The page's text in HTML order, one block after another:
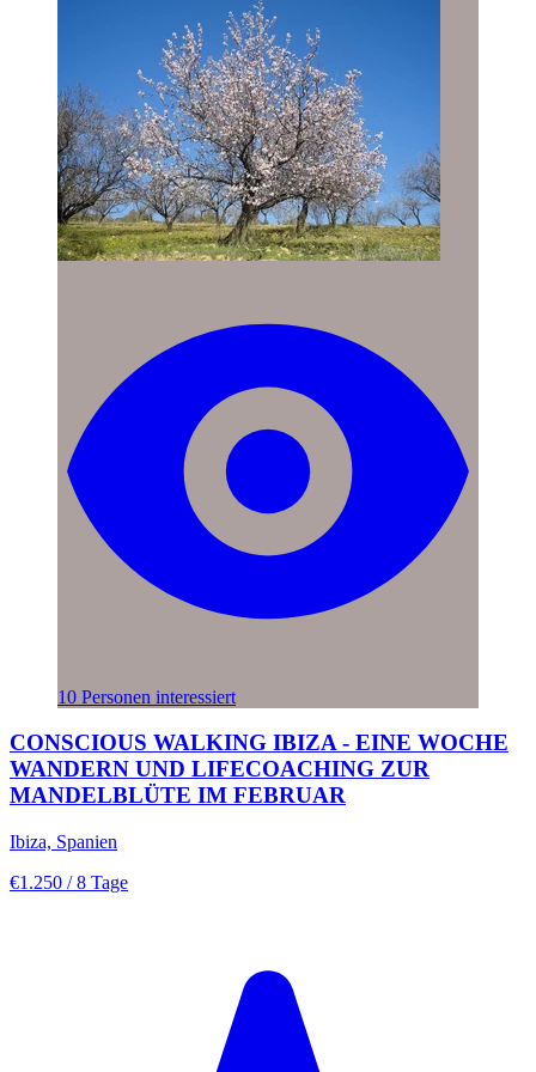
10 Personen interessiert
CONSCIOUS WALKING IBIZA - EINE WOCHE
WANDERN UND LIFECOACHING ZUR
MANDELBLÜTE IM FEBRUAR
Ibiza, Spanien
€1.250 / 8 Tage